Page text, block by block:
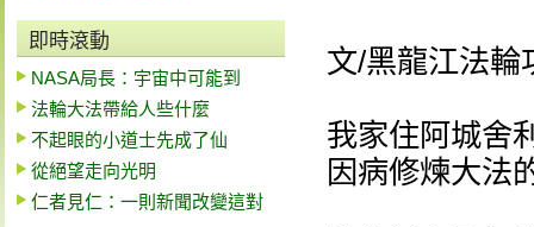
即時滾動
NASA局長：宇宙中可能到
法輪大法帶給人些什麼
不起眼的小道士先成了仙
從絕望走向光明
仁者見仁：一則新聞改變這對
文/黑龍江法輪
我家住阿城舍
因病修煉大法